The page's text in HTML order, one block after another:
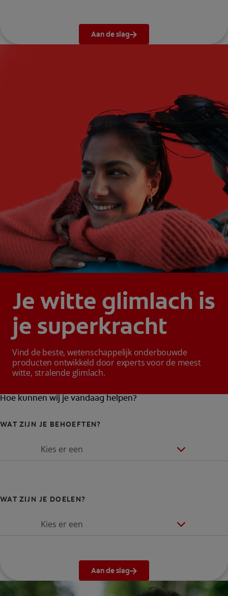
Aan de slag
Je witte glimlach is
je superkracht
Vind de beste, wetenschappelijk onderbouwde
producten ontwikkeld door experts voor de meest
witte, stralende glimlach.
Hoe kunnen wij je vandaag helpen?
WAT ZIJN JE BEHOEFTEN?
Kies er een
WAT ZIJN JE DOELEN?
Kies er een
Aan de slag